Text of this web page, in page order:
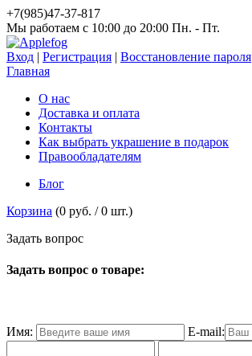
+7(985)47-37-817
Мы работаем c 10:00 до 20:00 Пн. - Пт.
Вход | Регистрация | Восстановление пароля
Главная
О нас
Доставка и оплата
Контакты
Как выбрать украшение в подарок
Правообладателям
Блог
Корзина (0 руб. /0 шт.)
Задать вопрос
Задать вопрос о товаре:
Имя: E-mail: